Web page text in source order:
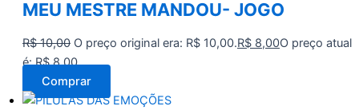
MEU MESTRE MANDOU- JOGO
R$10,00 O preço original era: R$ 10,00.R$ 8,00O preço atual
é: R$ 8,00.
Comprar